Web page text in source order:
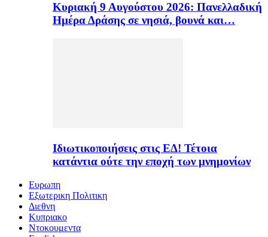
Κυριακή 9 Αυγούστου 2026: Πανελλαδική
Ημέρα Δράσης σε νησιά, βουνά και…
Ιδιωτικοποιήσεις στις ΕΔ! Τέτοια
κατάντια ούτε την εποχή των μνημονίων
Ευρωπη
Εξωτερικη Πολιτικη
Διεθνη
Κυπριακο
Ντοκουμεντα